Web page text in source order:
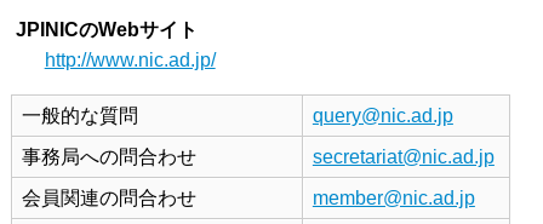
JPINICのWebサイト
http://www.nic.ad.jp/
一般的な質問
query@nic.ad.jp
事務局への問合わせ
secretariat@nic.ad.jp
会員関連の問合わせ
member@nic.ad.jp